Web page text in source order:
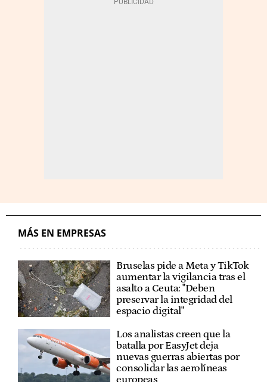
MÁS EN EMPRESAS
Bruselas pide a Meta y TikTok
aumentar la vigilancia tras el
asalto a Ceuta: "Deben
preservar la integridad del
espacio digital"
Los analistas creen que la
batalla por EasyJet deja
nuevas guerras abiertas por
consolidar las aerolíneas
europeas